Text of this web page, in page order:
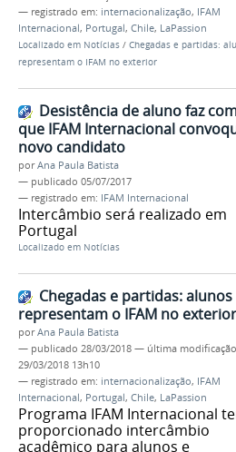
— registrado em: internacionalização, IFAM
Internacional, Portugal, Chile, LaPassion
Localizado em Notícias / Chegadas e partidas:
representam o IFAM no exterior
Desistência de aluno faz
que IFAM Internacional
novo candidato
porAna Paula Batista
— publicado 05/07/2017
— registrado em: IFAM Internacional
Intercâmbio será realizado em
Portugal
Localizado em Notícias
Chegadas e partidas: alunos
representam o IFAM no exterior
porAna Paula Batista
— publicado 28/03/2018 — última modificação
29/03/2018 13h10
— registrado em: internacionalização, IFAM
Internacional, Portugal, Chile, LaPassion
Programa IFAM Internacional
proporcionado intercâmbio
acadêmico para alunos e